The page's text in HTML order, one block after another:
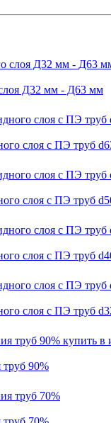
Д32 мм - Д63 мм
слоя с ПЭ труб
слоя с ПЭ труб
слоя с ПЭ труб
слоя с ПЭ труб
90%